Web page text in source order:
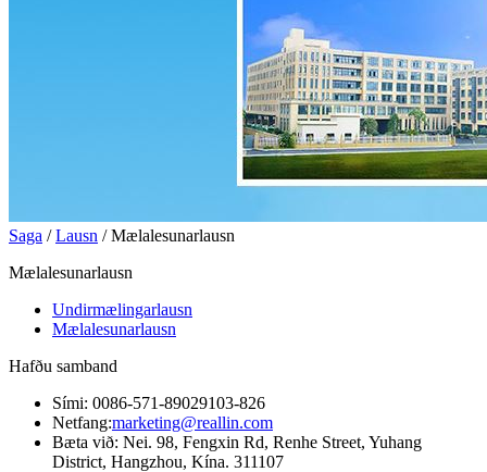
Saga /Lausn / Mælalesunarlausn
Mælalesunarlausn
Undirmælingarlausn
Mælalesunarlausn
Hafðu samband
Sími: 0086-571-89029103-826
Netfang:marketing@reallin.com
Bæta við: Nei. 98, Fengxin Rd, Renhe Street, Yuhang
District, Hangzhou, Kína. 311107